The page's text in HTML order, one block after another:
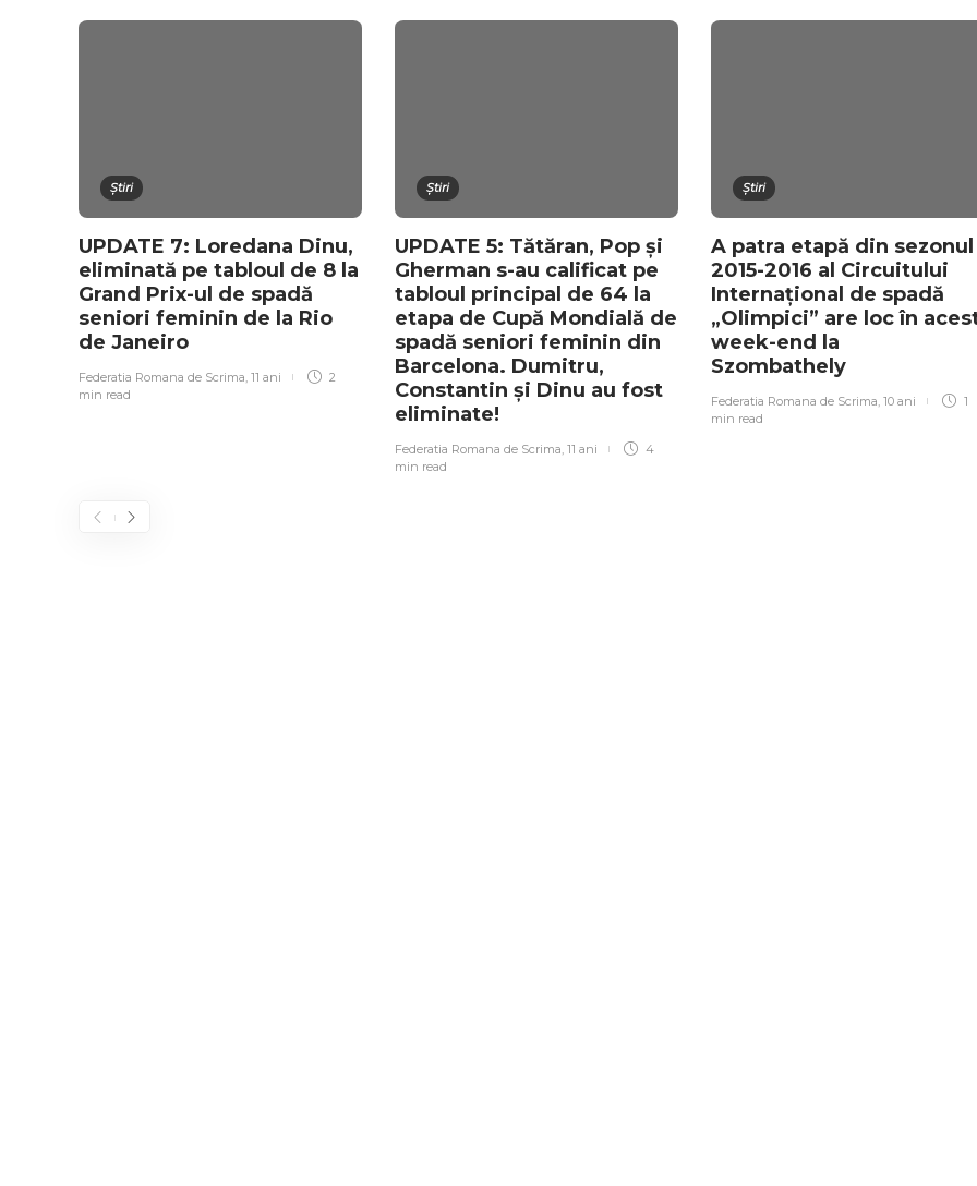
Știri
UPDATE 7: Loredana Dinu,
eliminată pe tabloul de 8 la
Grand Prix-ul de spadă
seniori feminin de la Rio
de Janeiro
Federatia Romana de Scrima, 11 ani
2
min read
Știri
UPDATE 5: Tătăran, Pop și
Gherman s-au calificat pe
tabloul principal de 64 la
etapa de Cupă Mondială de
spadă seniori feminin din
Barcelona. Dumitru,
Constantin și Dinu au fost
eliminate!
Federatia Romana de Scrima, 11 ani
4
min read
Știri
A patra etapă din sezonul
2015-2016 al Circuitului
Internațional de spadă
„Olimpici” are loc în
week-end la
Szombathely
Federatia Romana de Scrima, 10 ani
1
min read